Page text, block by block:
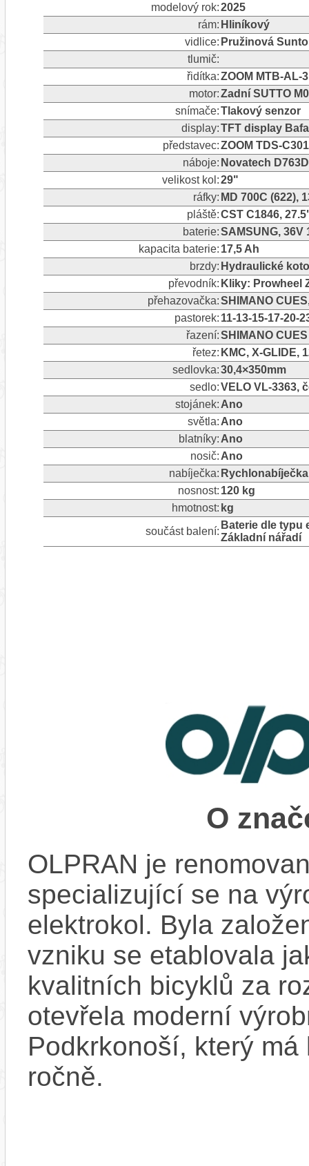
modelový rok:2025
rám: Hliníkový
vidlice: Pružinová
tlumič:
řidítka:ZOOM MTB-AL-
motor:Zadní SUTTO
snímače:Tlakový senzor
display:TFT display
představec:ZOOM TDS-
náboje: Novatech
velikost kol:29"
ráfky: MD 700C (622),
pláště:CST C1846,
baterie:SAMSUNG, 36V
kapacita baterie: 17,5 Ah
brzdy: Hydraulické
převodník: Kliky: Prowheel
přehazovačka:SHIMANO
pastorek: 11-13-15-17-20-
řazení:SHIMANO CUES
řetez: KMC, X-GLIDE,
sedlovka:30,4×350mm
sedlo:VELO VL-3363,
stojánek: Ano
světla: Ano
blatníky: Ano
nosič: Ano
nabíječka: Rychlonabíječka
nosnost: 120 kg
hmotnost: kg
součást balení:
Baterie dle typu
Základní nářadí
O
OLPRAN je
specializující se na
elektrokol. Byla
vzniku se etablovala
kvalitních bicyklů za
otevřela moderní
Podkrkonoší, který
ročně.